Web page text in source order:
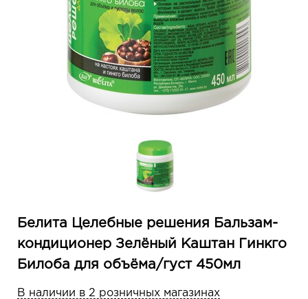
Белита Целебные решения Бальзам-
кондиционер Зелёный Каштан Гинкго
Билоба для объёма/густ 450мл
В наличии в 2 розничных магазинах